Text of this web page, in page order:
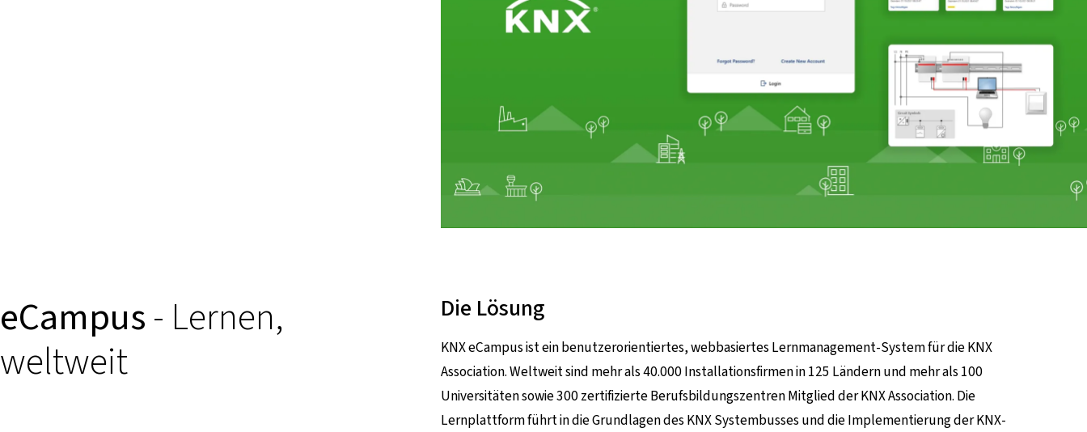
eCampus- Lernen,
weltweit
Die Lösung
KNX eCampus ist ein benutzerorientiertes, webbasiertes Lernmanagement-System für die KNX
Association. Weltweit sind mehr als 40.000 Installationsfirmen in 125 Ländern und mehr als 100
Universitäten sowie 300 zertifizierte Berufsbildungszentren Mitglied der KNX Association. Die
Lernplattform führt in die Grundlagen des KNX Systembusses und die Implementierung der KNX-